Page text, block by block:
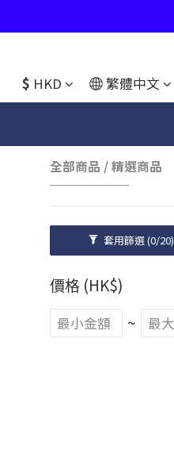
$ HKD 繁體中文
全部商品 /精選商品
套用篩選(0/20)
價格 (HK$)
~